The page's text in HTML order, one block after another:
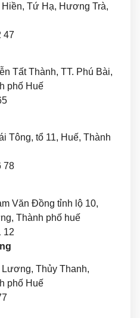
Tứ Hạ, Hương Trà,
47
Tất Thành, TT. Phú Bài,
phố Huế
Tông, tổ 11, Huế, Thành
78
Văn Đồng tỉnh lộ 10,
Thành phố huế
12
Thủy Thanh,
phố Huế